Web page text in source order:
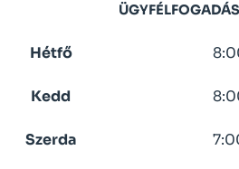
Hétfő
Kedd
Szerda